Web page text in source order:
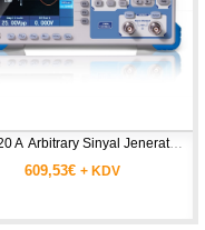
P4120 A  Arbitrary Sinyal Jeneratörü 1 µHz - 5 MHz, 10W
609,53€+ KDV